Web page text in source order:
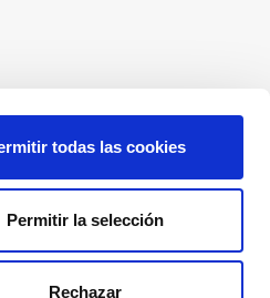
todas las cookies
Permitir la selección
Rechazar
app